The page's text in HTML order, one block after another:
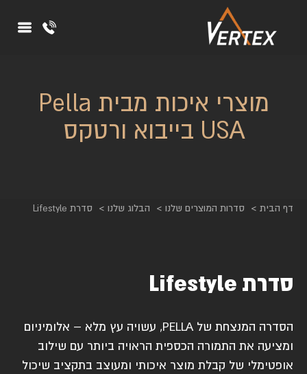
מוצרי איכות מבית Pella
USA בייבוא ורטקס
דף הבית סדרות המוצרים שלנו הבלוג שלנו סדרת Lifestyle
סדרת Lifestyle
הסדרה המנצחת של PELLA, עשויה עץ מלא – אלומיניום
ומציעה את התמורה הכספית הראויה ביותר עם שילוב
אופטימלי של קבלת מוצר איכותי ומעוצב בתקציב שיכול